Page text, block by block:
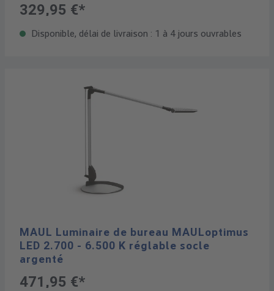
329,95 €*
Disponible, délai de livraison : 1 à 4 jours ouvrables
MAUL Luminaire de bureau MAULoptimus
LED 2.700 - 6.500 K réglable socle
argenté
471,95 €*